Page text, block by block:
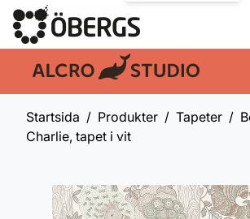
En del av:
Startsida Produkter Tapeter
Charlie, tapet i vit